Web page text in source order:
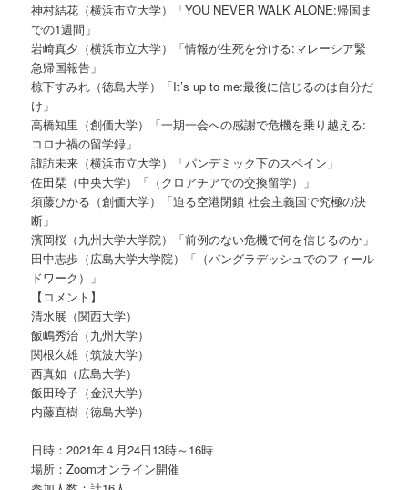
神村結花（横浜市立大学）「YOU NEVER WALK ALONE:帰国ま
での1週間」
岩崎真夕（横浜市立大学）「情報が生死を分ける:マレーシア緊
急帰国報告」
椋下すみれ（徳島大学）「It’s up to me:最後に信じるのは自分だ
け」
高橋知里（創価大学）「一期一会への感謝で危機を乗り越える:
コロナ禍の留学録」
諏訪未来（横浜市立大学）「パンデミック下のスペイン」
佐田栞（中央大学）「（クロアチアでの交換留学）」
須藤ひかる（創価大学）「迫る空港閉鎖 社会主義国で究極の決
断」
濱岡桜（九州大学大学院）「前例のない危機で何を信じるのか」
田中志歩（広島大学大学院）「（バングラデッシュでのフィール
ドワーク）」
【コメント】
清水展（関西大学）
飯嶋秀治（九州大学）
関根久雄（筑波大学）
西真如（広島大学）
飯田玲子（金沢大学）
内藤直樹（徳島大学）
日時：2021年４月24日13時～16時
場所：Zoomオンライン開催